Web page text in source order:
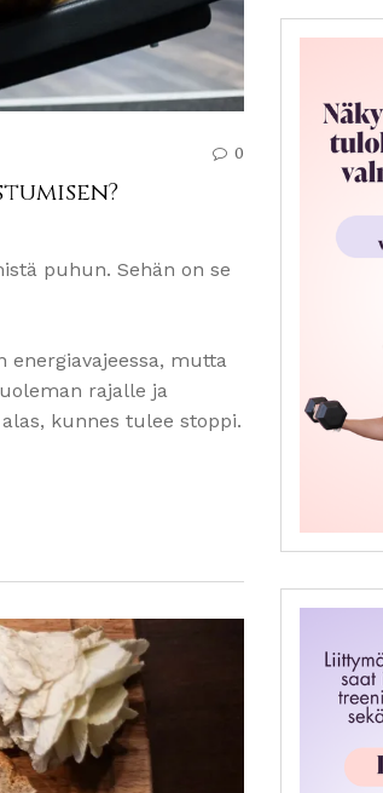
0
puhun. Sehän on se
energiavajeessa, mutta
rajalle ja
kunnes tulee stoppi.